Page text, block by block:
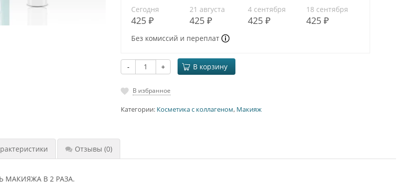
Сегодня
425 ₽
21 августа
425 ₽
4 сентября
425 ₽
18 сентября
425 ₽
Без комиссий и переплат
- + В корзину
В избранное
Категории: Косметика с коллагеном, Макияж
Отзывы (0)
МАКИЯЖА В 2 РАЗА.